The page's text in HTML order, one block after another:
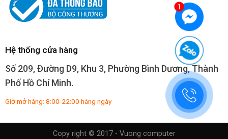
Hệ thống cửa hàng
Số 209, Đường D9, Khu 3, Phường Bình Dương, Thành
Phố Hồ Chí Minh.
Giờ mở hàng: 8:00-22:00 hàng ngày
Copy right © 2017 - Vuong computer